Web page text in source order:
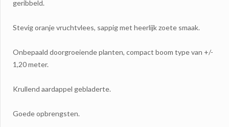
geribbeld.
Stevig oranje vruchtvlees, sappig met heerlijk zoete smaak.
Onbepaald doorgroeiende planten, compact boom type van +/-
1,20 meter.
Krullend aardappel gebladerte.
Goede opbrengsten.